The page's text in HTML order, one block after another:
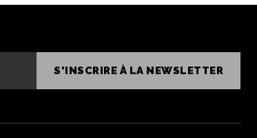
S'INSCRIRE À LA NEWSLETTER